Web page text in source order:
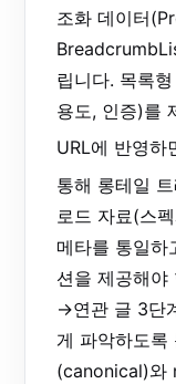
조화 데이터
립니다. 목록
용도, 인증)를
URL에 반영하
통해 롱테일
로드 자료(스
메타를 통일하
션을 제공해
→연관 글 3단
게 파악하도록
(canonical)와